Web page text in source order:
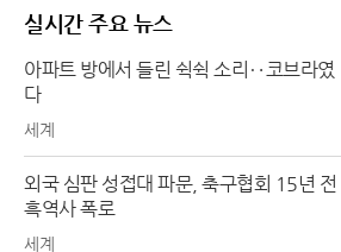
실시간 주요 뉴스
아파트 방에서 들린 쉭쉭 소리‥코브라였
다
세계
외국 심판 성접대 파문, 축구협회 15년 전
흑역사 폭로
세계